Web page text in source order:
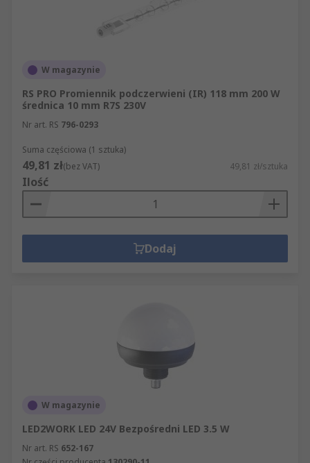
W magazynie
RS PRO Promiennik podczerwieni (IR) 118 mm 200 W
średnica 10 mm R7S 230V
Nr art. RS 796-0293
Suma częściowa (1 sztuka)
49,81 zł(bez VAT) 49,81 zł/sztuka
Ilość
Dodaj
W magazynie
LED2WORK LED 24V Bezpośredni LED 3.5 W
Nr art. RS 652-167